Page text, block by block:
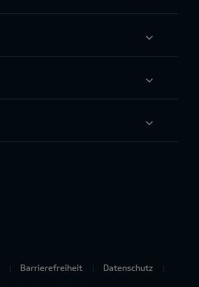
Barrierefreiheit Datenschutz